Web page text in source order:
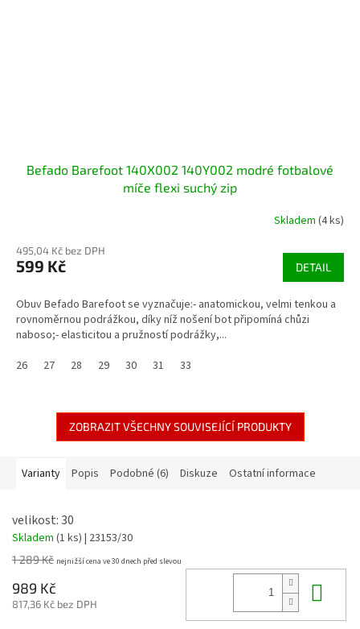
Befado Barefoot 140X002 140Y002 modré fotbalové
míče flexi suchý zip
Skladem (4 ks)
495,04 Kč bez DPH
599 Kč DETAIL
Obuv Befado Barefoot se vyznačuje:- anatomickou, velmi tenkou a
rovnoměrnou podrážkou, díky níž nošení bot připomíná chůzi
naboso;- elasticitou a pružností podrážky,...
26
27 28 29 30 31 33
ZOBRAZIT VŠECHNY SOUVISEJÍCÍ PRODUKTY
Varianty Popis Podobné (6) Diskuze Ostatní informace
velikost: 30
Skladem (1 ks) | 23153/30
1 289 Kč
989 Kč
817,36 Kč bez DPH